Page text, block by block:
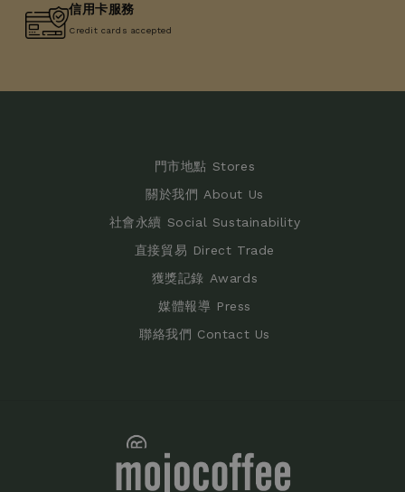
信用卡服務
Credit cards accepted
門市地點 Stores
關於我們 About Us
社會永續 Social Sustainability
直接貿易 Direct Trade
獲獎記錄 Awards
媒體報導 Press
聯絡我們 Contact Us